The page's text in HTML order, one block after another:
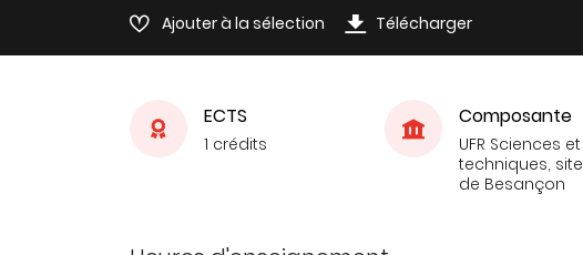
Ajouter à la sélection Télécharger
ECTS
1 crédits
Composante
UFR Sciences et
techniques, site
de Besançon